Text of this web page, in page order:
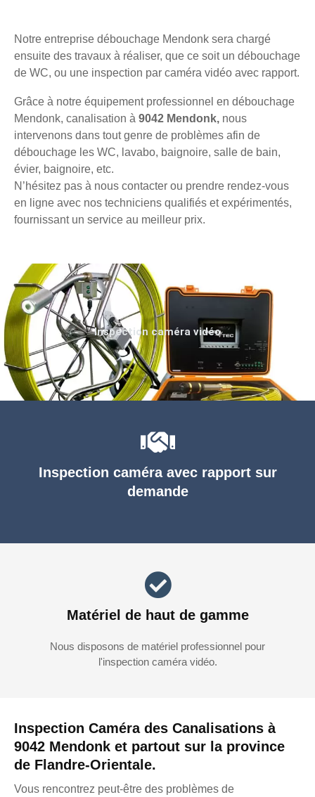
Notre entreprise débouchage Mendonk sera chargé
ensuite des travaux à réaliser, que ce soit un débouchage
de WC, ou une inspection par caméra vidéo avec rapport.
Grâce à notre équipement professionnel en débouchage
Mendonk, canalisation à 9042 Mendonk, nous
intervenons dans tout genre de problèmes afin de
débouchage les WC, lavabo, baignoire, salle de bain,
évier, baignoire, etc.
N’hésitez pas à nous contacter ou prendre rendez-vous
en ligne avec nos techniciens qualifiés et expérimentés,
fournissant un service au meilleur prix.
Inspection Caméra des Canalisations à
9042 Mendonk et partout sur la province
de Flandre-Orientale.
Vous rencontrez peut-être des problèmes de
Inspection caméra avec rapport sur
demande
Matériel de haut de gamme
Nous disposons de matériel professionnel pour
l'inspection caméra vidéo.
Inspection caméra vidéo